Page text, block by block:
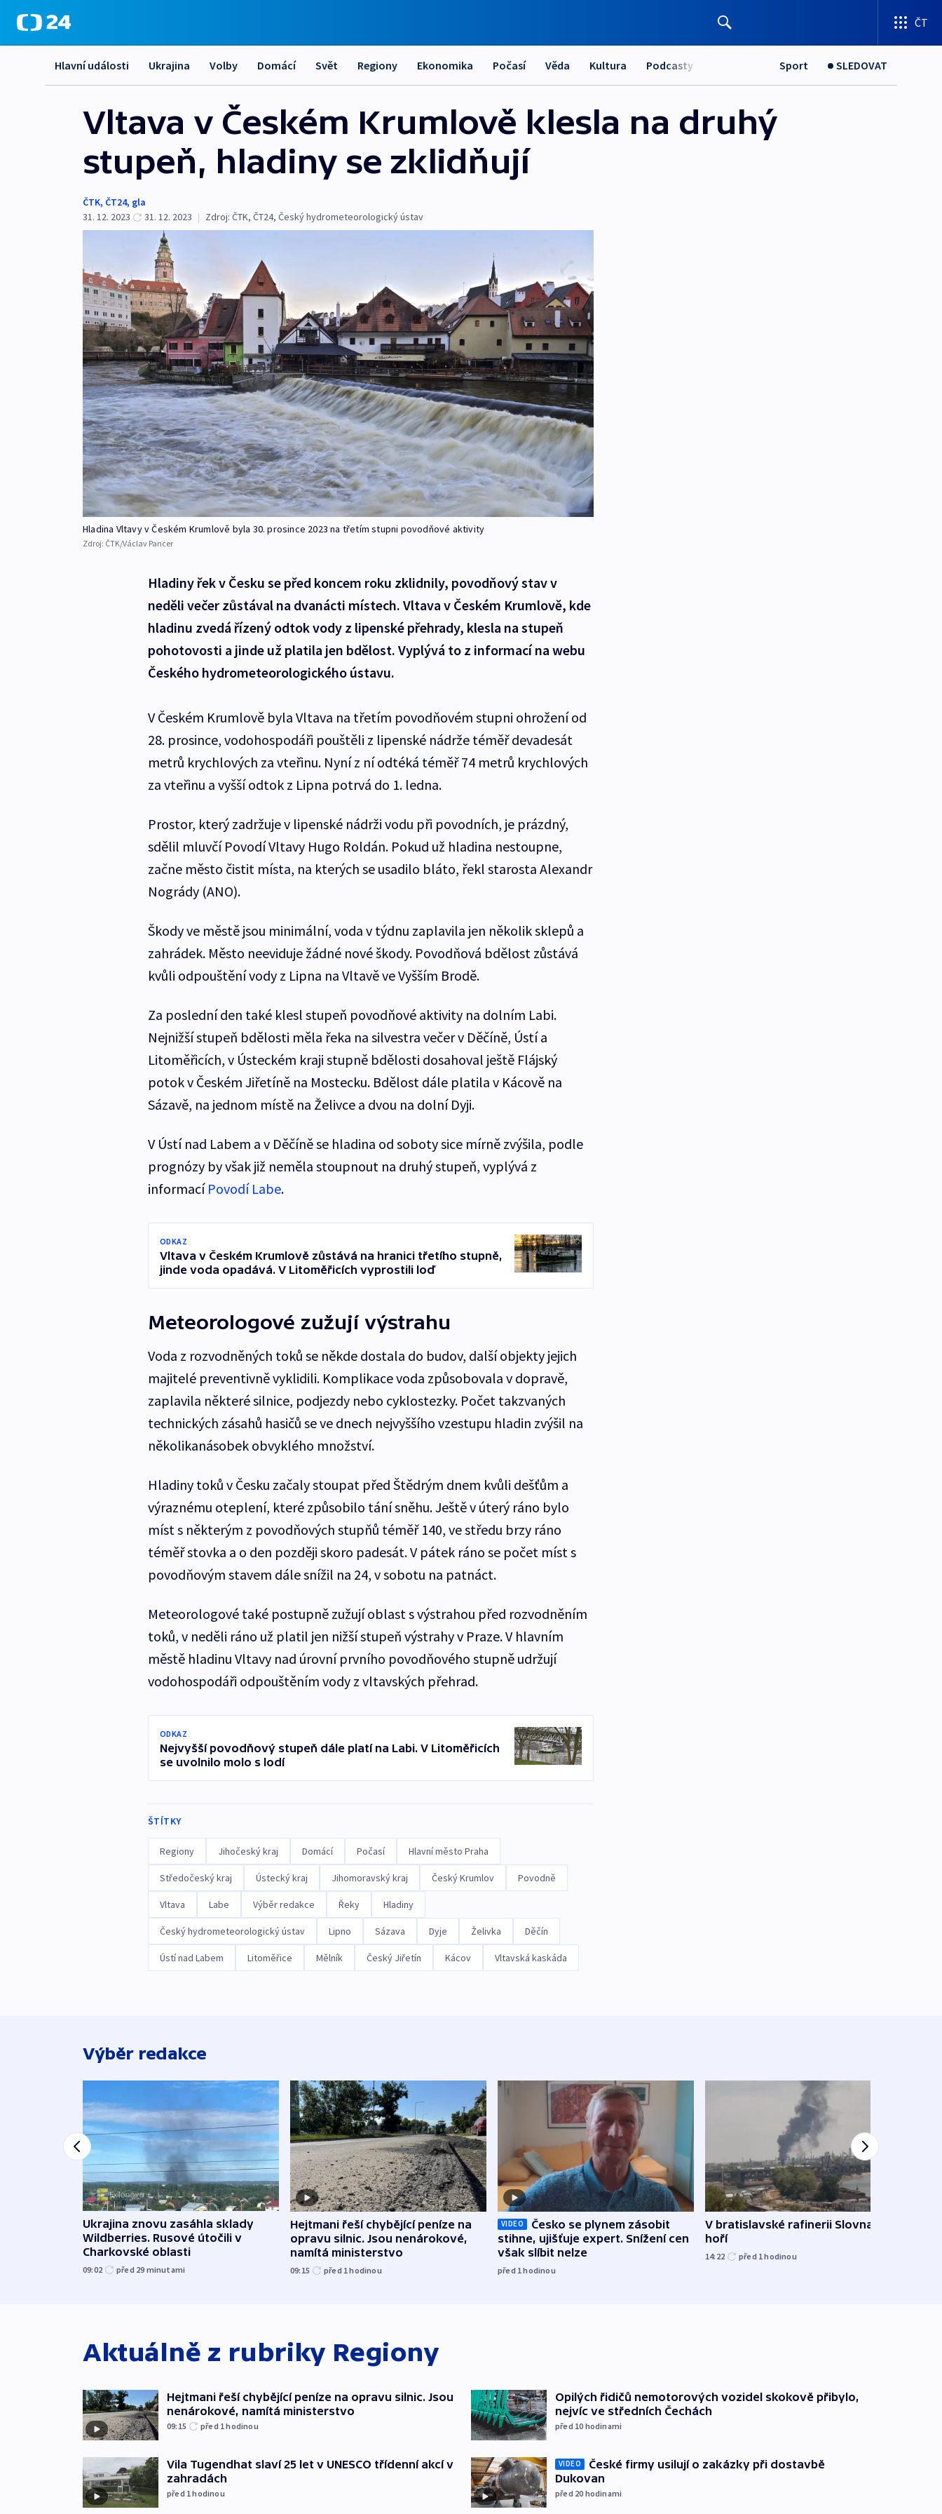
ČT
Hlavní události Ukrajina Volby Domácí Svět Regiony Ekonomika Počasí Věda Kultura Podcasty Sport SLEDOVAT
Vltava v Českém Krumlově klesla na druhý
stupeň, hladiny se zklidňují
ČTK, ČT24, gla
31. 12. 2023
31. 12. 2023 | Zdroj: ČTK, ČT24, Český hydrometeorologický ústav
Hladina Vltavy v Českém Krumlově byla 30. prosince 2023 na třetím stupni povodňové aktivity
Zdroj: ČTK/Václav Pancer
Hladiny řek v Česku se před koncem roku zklidnily, povodňový stav v
neděli večer zůstával na dvanácti místech. Vltava v Českém Krumlově, kde
hladinu zvedá řízený odtok vody z lipenské přehrady, klesla na stupeň
pohotovosti a jinde už platila jen bdělost. Vyplývá to z informací na webu
Českého hydrometeorologického ústavu.
V Českém Krumlově byla Vltava na třetím povodňovém stupni ohrožení od
28. prosince, vodohospodáři pouštěli z lipenské nádrže téměř devadesát
metrů krychlových za vteřinu. Nyní z ní odtéká téměř 74 metrů krychlových
za vteřinu a vyšší odtok z Lipna potrvá do 1. ledna.
Prostor, který zadržuje v lipenské nádrži vodu při povodních, je prázdný,
sdělil mluvčí Povodí Vltavy Hugo Roldán. Pokud už hladina nestoupne,
začne město čistit místa, na kterých se usadilo bláto, řekl starosta Alexandr
Nogrády (ANO).
Škody ve městě jsou minimální, voda v týdnu zaplavila jen několik sklepů a
zahrádek. Město neeviduje žádné nové škody. Povodňová bdělost zůstává
kvůli odpouštění vody z Lipna na Vltavě ve Vyšším Brodě.
Za poslední den také klesl stupeň povodňové aktivity na dolním Labi.
Nejnižší stupeň bdělosti měla řeka na silvestra večer v Děčíně, Ústí a
Litoměřicích, v Ústeckém kraji stupně bdělosti dosahoval ještě Flájský
potok v Českém Jiřetíně na Mostecku. Bdělost dále platila v Kácově na
Sázavě, na jednom místě na Želivce a dvou na dolní Dyji.
V Ústí nad Labem a v Děčíně se hladina od soboty sice mírně zvýšila, podle
prognózy by však již neměla stoupnout na druhý stupeň, vyplývá z
informací Povodí Labe.
ODKAZ
Vltava v Českém Krumlově zůstává na hranici třetího stupně,
jinde voda opadává. V Litoměřicích vyprostili loď
Meteorologové zužují výstrahu
Voda z rozvodněných toků se někde dostala do budov, další objekty jejich
majitelé preventivně vyklidili. Komplikace voda způsobovala v dopravě,
zaplavila některé silnice, podjezdy nebo cyklostezky. Počet takzvaných
technických zásahů hasičů se ve dnech nejvyššího vzestupu hladin zvýšil na
několikanásobek obvyklého množství.
Hladiny toků v Česku začaly stoupat před Štědrým dnem kvůli dešťům a
výraznému oteplení, které způsobilo tání sněhu. Ještě v úterý ráno bylo
míst s některým z povodňových stupňů téměř 140, ve středu brzy ráno
téměř stovka a o den později skoro padesát. V pátek ráno se počet míst s
povodňovým stavem dále snížil na 24, v sobotu na patnáct.
Meteorologové také postupně zužují oblast s výstrahou před rozvodněním
toků, v neděli ráno už platil jen nižší stupeň výstrahy v Praze. V hlavním
městě hladinu Vltavy nad úrovní prvního povodňového stupně udržují
vodohospodáři odpouštěním vody z vltavských přehrad.
ODKAZ
Nejvyšší povodňový stupeň dále platí na Labi. V Litoměřicích
se uvolnilo molo s lodí
ŠTÍTKY
Regiony Jihočeský kraj Domácí Počasí Hlavní město Praha
Středočeský kraj Ústecký kraj Jihomoravský kraj Český Krumlov Povodně
Vltava Labe Výběr redakce Řeky Hladiny
Český hydrometeorologický ústav Lipno Sázava Dyje Želivka Děčín
Ústí nad Labem Litoměřice Mělník Český Jiřetín Kácov Vltavská kaskáda
Výběr redakce
Ukrajina znovu zasáhla sklady
Wildberries. Rusové útočili v
Charkovské oblasti
09:02 před 29 minutami
Hejtmani řeší chybějící peníze na
opravu silnic. Jsou nenárokové,
namítá ministerstvo
09:15 před 1hodinou
VIDEO
Česko se plynem zásobit
stihne, ujišťuje expert. Snížení cen
však slíbit nelze
před 1hodinou
V bratislavské rafinerii Slovnaft
hoří
14:22 před 1hodinou
Aktuálně z rubriky Regiony
Hejtmani řeší chybějící peníze na opravu silnic. Jsou
nenárokové, namítá ministerstvo
09:15 před 1hodinou
Vila Tugendhat slaví 25 let v UNESCO třídenní akcí v
zahradách
před 1hodinou
Opilých řidičů nemotorových vozidel skokově přibylo,
nejvíc ve středních Čechách
před 10 hodinami
VIDEO
České firmy usilují o zakázky při dostavbě
Dukovan
před 20 hodinami